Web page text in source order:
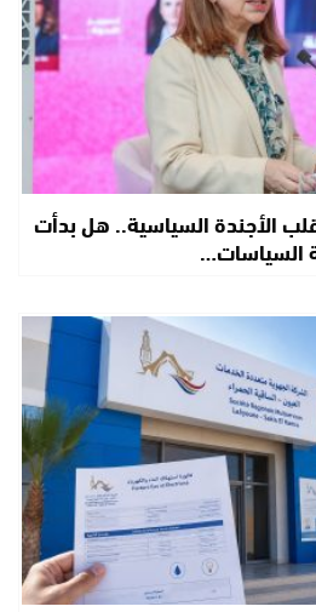
الأجندة السياسية.. هل بدأت
السياسات…